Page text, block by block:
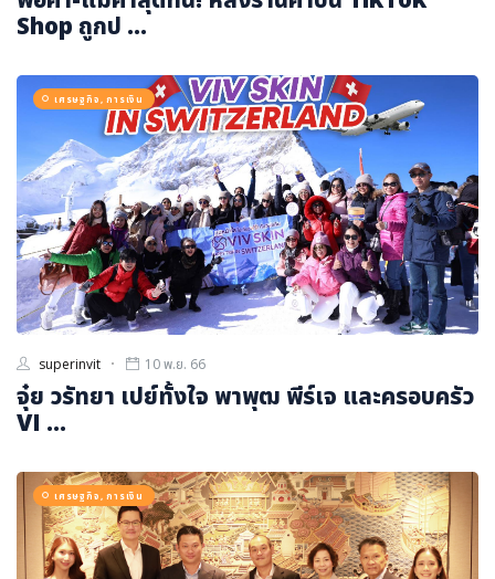
Shop ถูกป ...
เศรษฐกิจ, การเงิน
superinvit 10 พ.ย. 66
จุ๋ย วรัทยา เปย์ทั้งใจ พาพุฒ พีร์เจ และครอบครัว
VI ...
เศรษฐกิจ, การเงิน